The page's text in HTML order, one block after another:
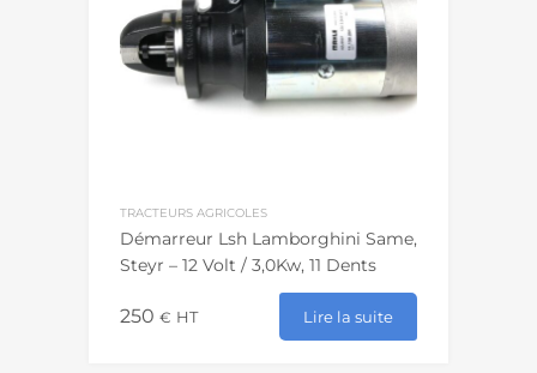
TRACTEURS AGRICOLES
Démarreur Lsh Lamborghini Same,
Steyr – 12 Volt / 3,0Kw, 11 Dents
250 € HT Lire la suite